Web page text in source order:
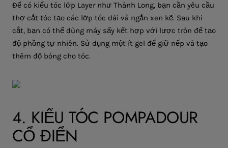
Để có kiểu tóc lớp Layer như Thành Long, bạn cần yêu cầu
thợ cắt tóc tạo các lớp tóc dài và ngắn xen kẽ. Sau khi
cắt, bạn có thể dùng máy sấy kết hợp với lược tròn để tạo
độ phồng tự nhiên. Sử dụng một ít gel để giữ nếp và tạo
thêm độ bóng cho tóc.
4. KIỂU TÓC POMPADOUR
CỔ ĐIỂN